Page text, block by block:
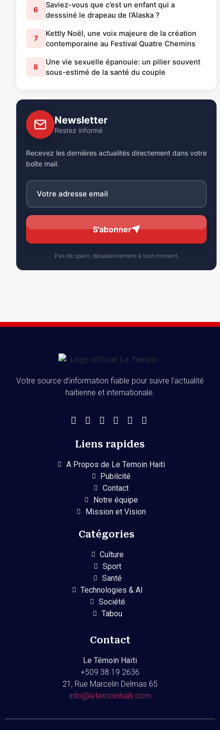
6
Saviez-vous que c’est un enfant qui a
desssiné le drapeau de l’Alaska ?
7
Kettly Noël, une voix majeure de la création
contemporaine au Festival Quatre Chemins
8
Une vie sexuelle épanouie: un pilier souvent
sous-estimé de la santé du couple
Newsletter
Restez informé
Recevez les dernières actualités directement dans votre
boîte mail.
S'abonner
Pas de spam, désabonnement à tout moment.
Votre source d’information fiable pour suivre l’actualité
haïtienne et internationale.
Liens rapides
A Propos de Le Temoin Haiti
Pubilcité
Contact
Notre équipe
Mission et Vision
Catégories
Culture
Sport
Santé
Technologies & AI
Société
Tabou
Contact
Le Témoin Haïti
+509 38 19 2636
21, Rue Marcelin Delmas 65
info@letemoinhaiti.com